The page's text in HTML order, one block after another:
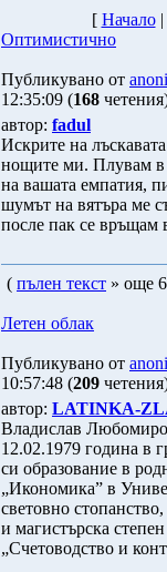
[ Начало|
Оптимистично
Публикувано от
12:35:09 (168
автор: fadul
Искрите на
нощите ми. Плувам в
на вашата емпатия,
шумът на вятъра ме
после пак се връщам
( пълен текст » още
Летен облак
Публикувано от
10:57:48 (209
автор: LATINKA-
Владислав
12.02.1979 година в
си образование в
„Икономика” в
световно
и магистърска
„Счетоводство и